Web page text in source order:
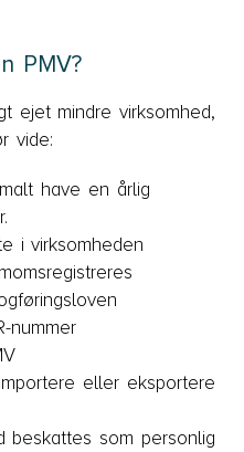
PMV?
ejet mindre virksomhed,
vide:
have en årlig
i virksomheden
nummer
eller eksportere
beskattes som personlig